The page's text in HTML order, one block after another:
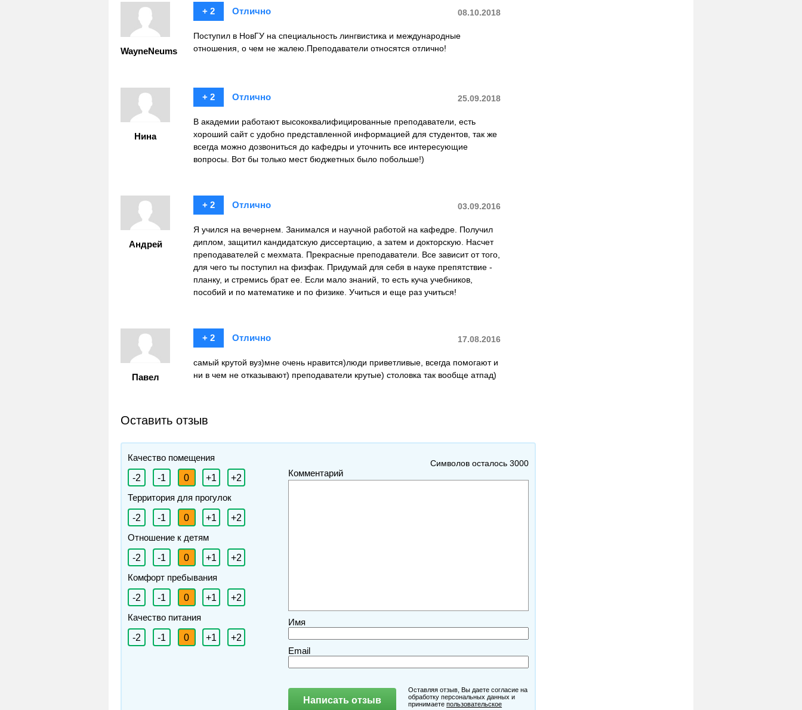
WayneNeums
+ 2 Отлично 08.10.2018
Поступил в НовГУ на специальность лингвистика и международные
отношения, о чем не жалею.Преподаватели относятся отлично!
Нина
+ 2 Отлично 25.09.2018
В академии работают высококвалифицированные преподаватели, есть
хороший сайт с удобно представленной информацией для студентов, так же
всегда можно дозвониться до кафедры и уточнить все интересующие
вопросы. Вот бы только мест бюджетных было побольше!)
Андрей
+ 2 Отлично 03.09.2016
Я учился на вечернем. Занимался и научной работой на кафедре. Получил
диплом, защитил кандидатскую диссертацию, а затем и докторскую. Насчет
преподавателей с мехмата. Прекрасные преподаватели. Все зависит от того,
для чего ты поступил на физфак. Придумай для себя в науке препятствие -
планку, и стремись брат ее. Если мало знаний, то есть куча учебников,
пособий и по математике и по физике. Учиться и еще раз учиться!
Павел
+ 2 Отлично 17.08.2016
самый крутой вуз)мне очень нравится)люди приветливые, всегда помогают и
ни в чем не отказывают) преподаватели крутые) столовка так вообще атпад)
Оставить отзыв
Качество помещения
-2
-1 0 +1
+2
Территория для прогулок
-2
-1 0 +1
+2
Отношение к детям
-2
-1 0 +1
+2
Комфорт пребывания
-2
-1 0 +1
+2
Качество питания
-2
-1 0 +1 +2
Символов осталось 3000
Комментарий
Имя
Email
Оставляя отзыв, Вы даете согласие на
обработку персональных данных и
принимаетепользовательское